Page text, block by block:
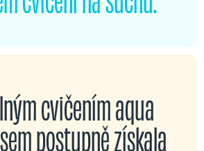
cvičením aqua
postupně získala